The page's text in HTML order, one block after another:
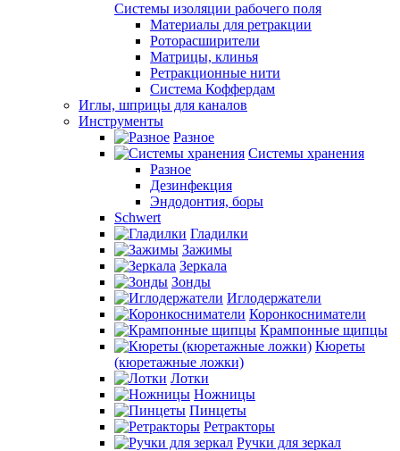
Системы изоляции рабочего поля
Материалы для ретракции
Роторасширители
Матрицы, клинья
Ретракционные нити
Система Коффердам
Иглы, шприцы для каналов
Инструменты
Разное
Системы хранения
Разное
Дезинфекция
Эндодонтия, боры
Schwert
Гладилки
Зажимы
Зеркала
Зонды
Иглодержатели
Коронкосниматели
Крампонные щипцы
Кюреты
(кюретажные ложки)
Лотки
Ножницы
Пинцеты
Ретракторы
Ручки для зеркал